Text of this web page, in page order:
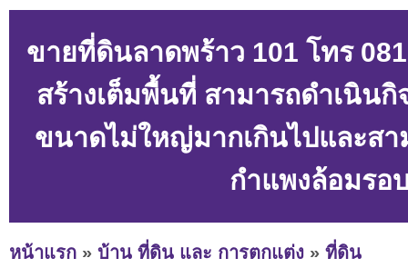
ขายที่ดินลาดพร้าว 101 โทร
สร้างเต็มพื้นที่ สามารถดำเนินกิ
ขนาดไม่ใหญ่มากเกินไปและสา
กำแพงล้อมรอ
หน้าแรก » บ้าน ที่ดิน และ การตกแต่ง » ที่ดิน